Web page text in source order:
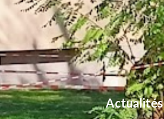
Actualités